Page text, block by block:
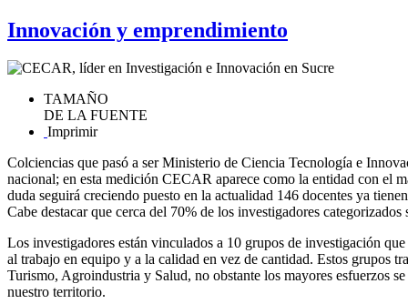
Innovación y emprendimiento
TAMAÑO
DE LA FUENTE
Imprimir
Colciencias que pasó a ser Ministerio de Ciencia Tecnología e
nacional; en esta medición CECAR aparece como la entidad con el
duda seguirá creciendo puesto en la actualidad 146 docentes ya
Cabe destacar que cerca del 70% de los investigadores
Los investigadores están vinculados a 10 grupos de investigación
al trabajo en equipo y a la calidad en vez de cantidad. Estos grupos
Turismo, Agroindustria y Salud, no obstante los mayores esfuerzos
nuestro territorio.